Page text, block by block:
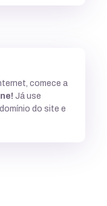
comece a
Já use
do site e